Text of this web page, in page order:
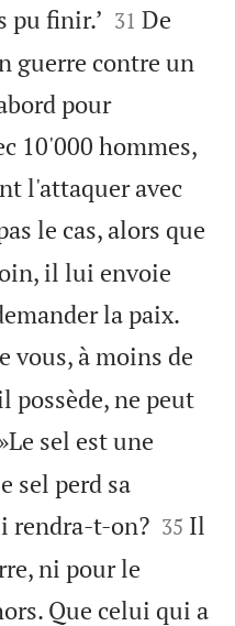
pu finir.’ 

31 De
guerre contre un
pour
10'000 hommes,
l'attaquer avec
le cas, alors que
il lui envoie
la paix.
vous, à moins de
possède, ne peut
»Le sel est une
sel perd sa
rendra-t-on?
35 Il
ni pour le
Que celui qui a